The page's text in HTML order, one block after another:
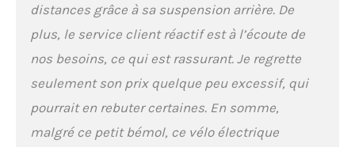
distances grâce à sa suspension arrière. De
plus, le service client réactif est à l’écoute de
nos besoins, ce qui est rassurant. Je regrette
seulement son prix quelque peu excessif, qui
pourrait en rebuter certaines. En somme,
malgré ce petit bémol, ce vélo électrique